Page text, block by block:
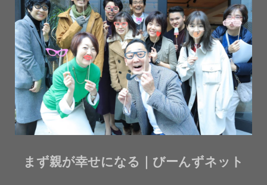
まず親が幸せになる｜びーんずネット